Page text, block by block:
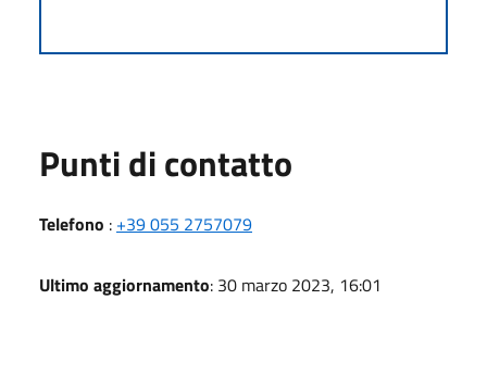
Punti di contatto
Telefono : +39 055 2757079
Ultimo aggiornamento: 30 marzo 2023, 16:01